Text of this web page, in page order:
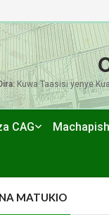
Kuwa Taasisi yenye
CAG
MATUKIO